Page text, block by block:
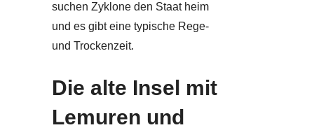
suchen Zyklone den Staat heim
und es gibt eine typische Rege-
und Trockenzeit.
Die alte Insel mit
Lemuren und